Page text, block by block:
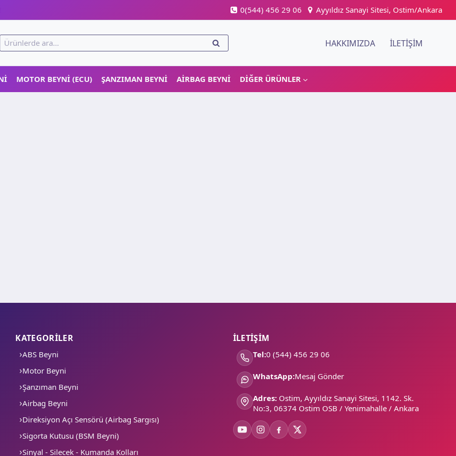
0(544) 456 29 06 Ayyıldız Sanayi Sitesi, Ostim/Ankara
Ara:
ARA HAKKIMIZDA İLETIŞIM
MOTOR BEYNI (ECU) ŞANZIMAN BEYNI AIRBAG BEYNI DIĞER ÜRÜNLER
KATEGORİLER
ABS Beyni
Motor Beyni
Şanzıman Beyni
Airbag Beyni
Direksiyon Açı Sensörü (Airbag Sargısı)
Sigorta Kutusu (BSM Beyni)
Sinyal - Silecek - Kumanda Kolları
İLETİŞİM
Tel:0 (544) 456 29 06
WhatsApp:Mesaj Gönder
Adres: Ostim, Ayyıldız Sanayi Sitesi, 1142. Sk.
No:3, 06374 Ostim OSB / Yenimahalle / Ankara